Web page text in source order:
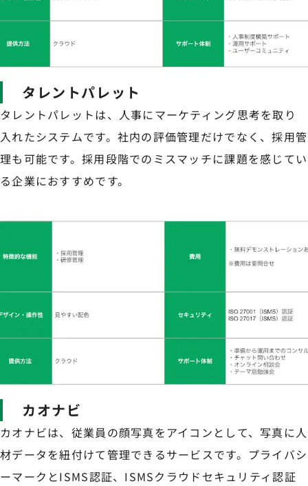
タレントパレット
タレントパレットは、人事にマーケティング思考を取り
入れたシステムです。社内の評価管理だけでなく、採用管
理も可能です。採用段階でのミスマッチに課題を感じてい
る企業におすすめです。
カオナビ
カオナビは、従業員の顔写真をアイコンとして、写真に人
材データを紐付けて管理できるサービスです。プライバシ
ーマークとISMS認証、ISMSクラウドセキュリティ認証